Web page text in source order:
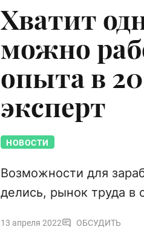
Хватит
можно
опыта в
эксперт
НОВОСТИ
Возможности для
делись, рынок труда в
13 апреля 2022 ОБСУДИТЬ